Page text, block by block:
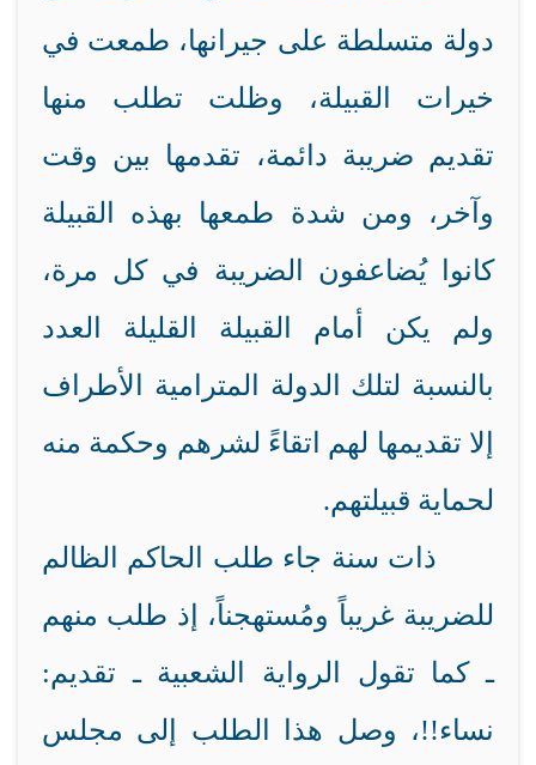
دولة متسلطة على جيرانها، طمعت في
خيرات القبيلة، وظلت تطلب منها
تقديم ضريبة دائمة، تقدمها بين وقت
وآخر، ومن شدة طمعها بهذه القبيلة
كانوا يُضاعفون الضريبة في كل مرة،
ولم يكن أمام القبيلة القليلة العدد
بالنسبة لتلك الدولة المترامية الأطراف
إلا تقديمها لهم اتقاءً لشرهم وحكمة منه
لحماية قبيلتهم.
ذات سنة جاء طلب الحاكم الظالم
للضريبة غريباً ومُستهجناً، إذ طلب منهم
ـ كما تقول الرواية الشعبية ـ تقديم:
نساء!!، وصل هذا الطلب إلى مجلس